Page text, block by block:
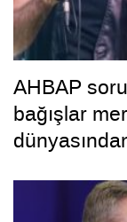
AHBAP
bağışlar